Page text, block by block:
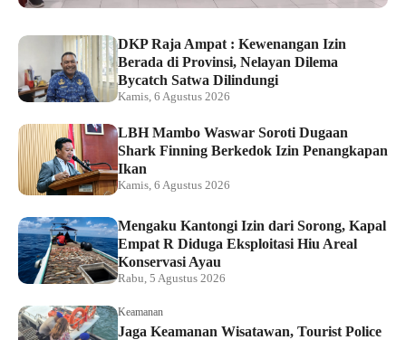
DKP Raja Ampat : Kewenangan Izin
Berada di Provinsi, Nelayan Dilema
Bycatch Satwa Dilindungi
Kamis, 6 Agustus 2026
LBH Mambo Waswar Soroti Dugaan
Shark Finning Berkedok Izin Penangkapan
Ikan
Kamis, 6 Agustus 2026
Mengaku Kantongi Izin dari Sorong, Kapal
Empat R Diduga Eksploitasi Hiu Areal
Konservasi Ayau
Rabu, 5 Agustus 2026
Keamanan
Jaga Keamanan Wisatawan, Tourist Police